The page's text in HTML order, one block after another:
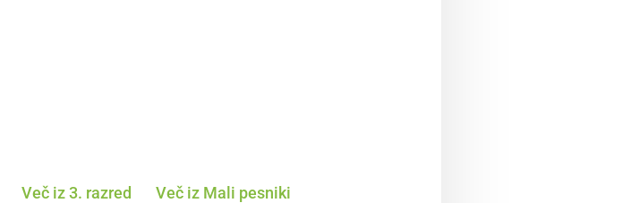
Več iz 3. razred Več iz Mali pesniki